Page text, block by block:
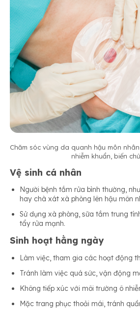
Chăm sóc vùng da quanh hậu môn
nhiễm khuẩn, biến
Vệ sinh cá nhân
Người bệnh tắm rửa bình thường,
hay chà xát xà phòng lên hậu môn
Sử dụng xà phòng, sữa tắm trung
tẩy rửa mạnh.
Sinh hoạt hằng ngày
Làm việc, tham gia các hoạt động
Tránh làm việc quá sức, vận động
Không tiếp xúc với môi trường ô
Mặc trang phục thoải mái, tránh